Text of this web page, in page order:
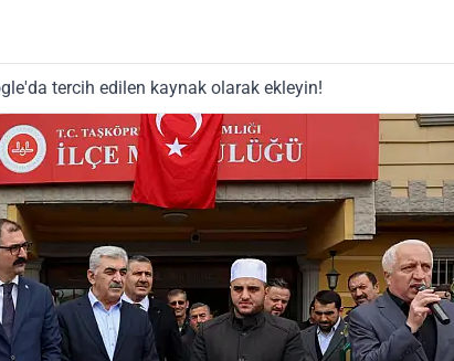
tercih edilen kaynak olarak ekleyin!